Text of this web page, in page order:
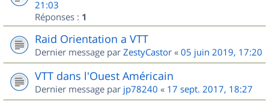
21:03
Réponses : 1
Raid Orientation a VTT
Dernier message par ZestyCastor « 05 juin 2019, 17:20
VTT dans l'Ouest Américain
Dernier message par jp78240 « 17 sept. 2017, 18:27